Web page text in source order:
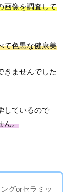
画像を調査して
て色黒な健康美
きませんでした
しているので
ん。
グorセラミッ